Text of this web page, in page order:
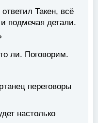
Такен, всё
подмечая детали.
ли. Поговорим.
переговоры
настолько